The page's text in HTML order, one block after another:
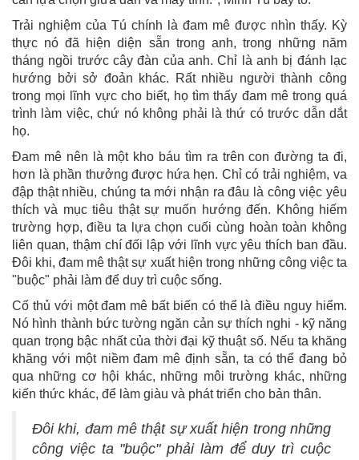
Trải nghiệm của Tú chính là đam mê được nhìn thấy. Kỳ
thực nó đã hiện diện sẵn trong anh, trong những năm
tháng ngồi trước cây đàn của anh. Chỉ là anh bị đánh lạc
hướng bởi sở đoản khác. Rất nhiều người thành công
trong mọi lĩnh vực cho biết, họ tìm thấy đam mê trong quá
trình làm việc, chứ nó không phải là thứ có trước dẫn dắt
họ.
Đam mê nên là một kho báu tìm ra trên con đường ta đi,
hơn là phần thưởng được hứa hẹn. Chỉ có trải nghiệm, va
đập thật nhiều, chúng ta mới nhận ra đâu là công việc yêu
thích và mục tiêu thật sự muốn hướng đến. Không hiếm
trường hợp, điều ta lựa chọn cuối cùng hoàn toàn không
liên quan, thậm chí đối lập với lĩnh vực yêu thích ban đầu.
Đôi khi, đam mê thật sự xuất hiện trong những công việc ta
"buộc" phải làm để duy trì cuộc sống.
Cố thủ với một đam mê bất biến có thể là điều nguy hiểm.
Nó hình thành bức tường ngăn cản sự thích nghi - kỹ năng
quan trọng bậc nhất của thời đại kỹ thuật số. Nếu ta khăng
khăng với một niềm đam mê định sẵn, ta có thể đang bỏ
qua những cơ hội khác, những môi trường khác, những
kiến thức khác, để làm giàu và phát triển cho bản thân.
Đôi khi, đam mê thật sự xuất hiện trong những
công việc ta "buộc" phải làm để duy trì cuộc